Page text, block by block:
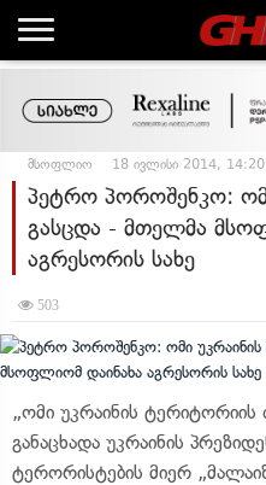
მსოფლიო 18 ივლისი 2014, 14:20
პეტრო პოროშენკო:
გასცდა - მთელმა
აგრესორის სახე
503
„ომი უკრაინის ტერიტორიის
განაცხადა უკრაინის
ტერორისტების მიერ